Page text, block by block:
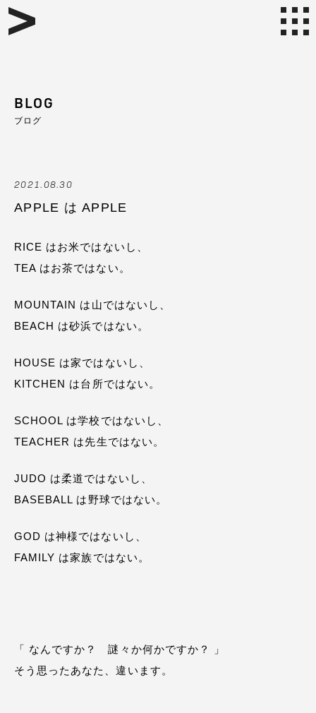
BLOG
ブログ
2021.08.30
APPLE は APPLE
RICE はお米ではないし、
TEA はお茶ではない。
MOUNTAIN は山ではないし、
BEACH は砂浜ではない。
HOUSE は家ではないし、
KITCHEN は台所ではない。
SCHOOL は学校ではないし、
TEACHER は先生ではない。
JUDO は柔道ではないし、
BASEBALL は野球ではない。
GOD は神様ではないし、
FAMILY は家族ではない。
「 なんですか？ 謎々か何かですか？ 」
そう思ったあなた、違います。